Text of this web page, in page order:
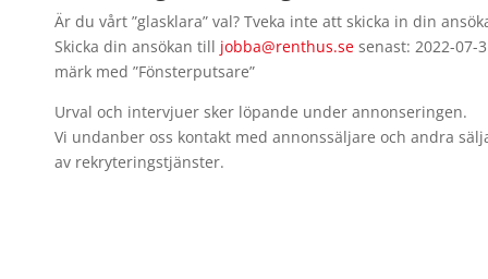
Är du vårt ”glasklara” val? Tveka inte att skicka in din
Skicka din ansökan till jobba@renthus.sesenast: 2022-07-
märk med ”Fönsterputsare”
Urval och intervjuer sker löpande under annonseringen.
Vi undanber oss kontakt med annonssäljare och andra
av rekryteringstjänster.